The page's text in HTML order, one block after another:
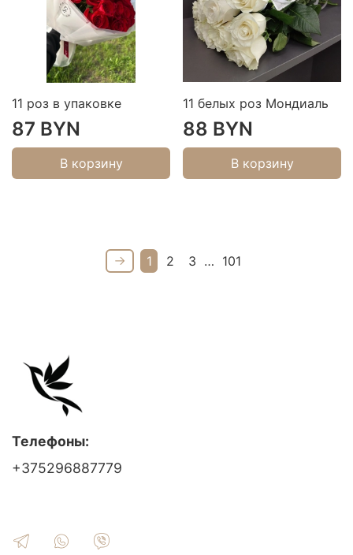
11 роз в упаковке
87 BYN
В корзину
11 белых роз Мондиаль
88 BYN
В корзину
1 2 3 … 101
Телефоны:
+375296887779